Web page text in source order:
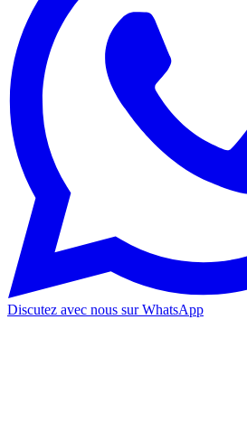
Discutez avec nous sur WhatsApp